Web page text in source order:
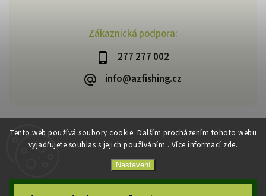
Tento web používá soubory cookie. Dalším procházením tohoto webu
vyjadřujete souhlas s jejich používáním.. Více informací zde.
Nastavení
Souhlasím
Zákaznická podpora:
277 277 002
info@azfishing.cz
Copyright 2026AzFishing.cz. Všechna práva vyhrazena.
VytvořilShoptet| Design